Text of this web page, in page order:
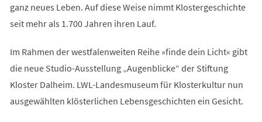
ganz neues Leben. Auf diese Weise nimmt Klostergeschichte
seit mehr als 1.700 Jahren ihren Lauf.
Im Rahmen der westfalenweiten Reihe »finde dein Licht« gibt
die neue Studio-Ausstellung „Augenblicke“ der Stiftung
Kloster Dalheim. LWL-Landesmuseum für Klosterkultur nun
ausgewählten klösterlichen Lebensgeschichten ein Gesicht.